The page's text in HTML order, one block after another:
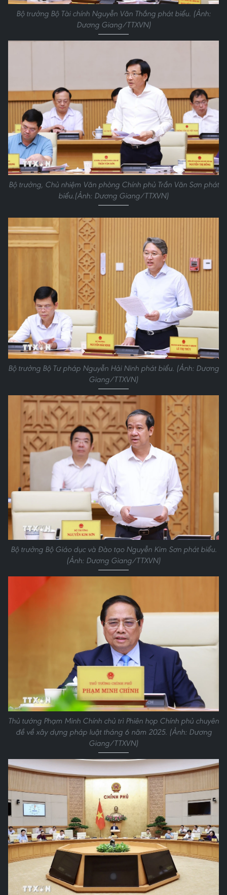
Bộ trưởng Bộ Tài chính Nguyễn Văn Thắng phát biểu. (Ảnh:
Dương Giang/TTXVN)
Bộ trưởng, Chủ nhiệm Văn phòng Chính phủ Trần Văn Sơn phát
biểu.(Ảnh: Dương Giang/TTXVN)
Bộ trưởng Bộ Tư pháp Nguyễn Hải Ninh phát biểu. (Ảnh: Dương
Giang/TTXVN)
Bộ trưởng Bộ Giáo dục và Đào tạo Nguyễn Kim Sơn phát biểu.
(Ảnh: Dương Giang/TTXVN)
Thủ tướng Phạm Minh Chính chủ trì Phiên họp Chính phủ chuyên
đề về xây dựng pháp luật tháng 6 năm 2025. (Ảnh: Dương
Giang/TTXVN)